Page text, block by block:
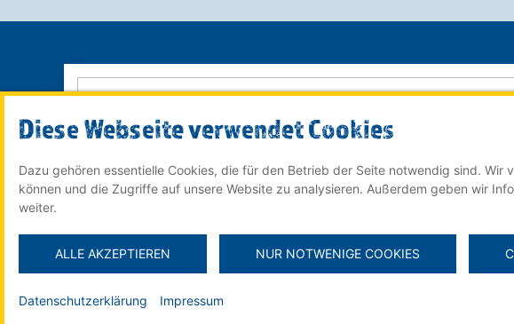
© 2022 Röser MEDIA GmbH & Co. KG - ein Unternehmen
Der
Diese Webseite verwendet Cookies
Dazu gehören essentielle Cookies, die für den Betrieb der Seite notwendig sind.
können und die Zugriffe auf unsere Website zu analysieren. Außerdem geben wir
weiter.
ALLE AKZEPTIEREN NUR NOTWENIGE COOKIES
Datenschutzerklärung Impressum